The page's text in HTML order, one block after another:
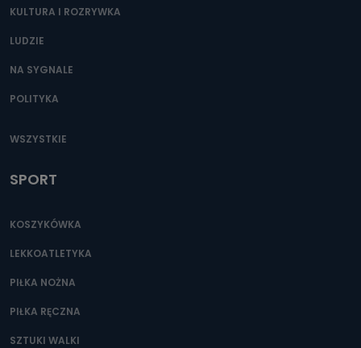
KULTURA I ROZRYWKA
LUDZIE
NA SYGNALE
POLITYKA
WSZYSTKIE
SPORT
KOSZYKÓWKA
LEKKOATLETYKA
PIŁKA NOŻNA
PIŁKA RĘCZNA
SZTUKI WALKI